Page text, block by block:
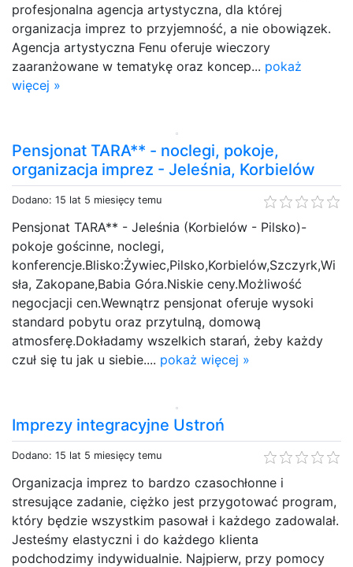
profesjonalna agencja artystyczna, dla której
organizacja imprez to przyjemność, a nie obowiązek.
Agencja artystyczna Fenu oferuje wieczory
zaaranżowane w tematykę oraz koncep... pokaż
więcej »
Pensjonat TARA** - noclegi, pokoje,
organizacja imprez - Jeleśnia, Korbielów
Dodano: 15 lat 5 miesięcy temu
Pensjonat TARA** - Jeleśnia (Korbielów - Pilsko)-
pokoje gościnne, noclegi,
konferencje.Blisko:Żywiec,Pilsko,Korbielów,Szczyrk,Wi
sła, Zakopane,Babia Góra.Niskie ceny.Możliwość
negocjacji cen.Wewnątrz pensjonat oferuje wysoki
standard pobytu oraz przytulną, domową
atmosferę.Dokładamy wszelkich starań, żeby każdy
czuł się tu jak u siebie.... pokaż więcej »
Imprezy integracyjne Ustroń
Dodano: 15 lat 5 miesięcy temu
Organizacja imprez to bardzo czasochłonne i
stresujące zadanie, ciężko jest przygotować program,
który będzie wszystkim pasował i każdego zadowalał.
Jesteśmy elastyczni i do każdego klienta
podchodzimy indywidualnie. Najpierw, przy pomocy